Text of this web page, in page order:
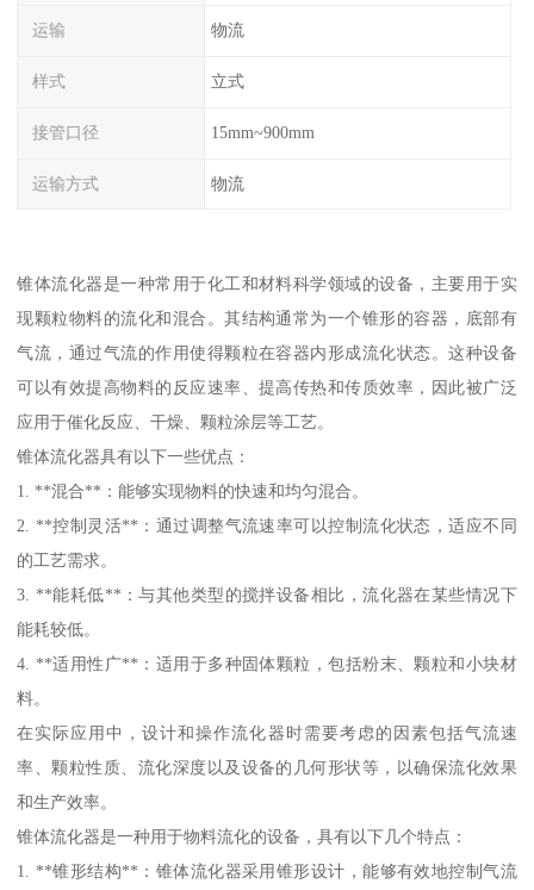
运输 物流
样式 立式
接管口径 15mm~900mm
运输方式 物流
锥体流化器是一种常用于化工和材料科学领域的设备，主要用于实
现颗粒物料的流化和混合。其结构通常为一个锥形的容器，底部有
气流，通过气流的作用使得颗粒在容器内形成流化状态。这种设备
可以有效提高物料的反应速率、提高传热和传质效率，因此被广泛
应用于催化反应、干燥、颗粒涂层等工艺。
锥体流化器具有以下一些优点：
1. **混合**：能够实现物料的快速和均匀混合。
2. **控制灵活**：通过调整气流速率可以控制流化状态，适应不同
的工艺需求。
3. **能耗低**：与其他类型的搅拌设备相比，流化器在某些情况下
能耗较低。
4. **适用性广**：适用于多种固体颗粒，包括粉末、颗粒和小块材
料。
在实际应用中，设计和操作流化器时需要考虑的因素包括气流速
率、颗粒性质、流化深度以及设备的几何形状等，以确保流化效果
和生产效率。
锥体流化器是一种用于物料流化的设备，具有以下几个特点：
1. **锥形结构**：锥体流化器采用锥形设计，能够有效地控制气流